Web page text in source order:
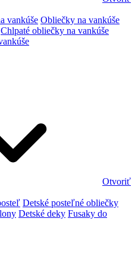
vankúše Obliečky na vankúše
Chlpaté obliečky na vankúše
Otvoriť
Detské posteľné obliečky
Detské deky Fusaky do